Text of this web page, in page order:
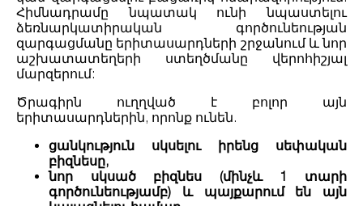
Հիմնադրամը նպատակ ունի նպաստելու
ձեռնարկատիրական գործունեության
զարգացմանը երիտասարդների շրջանում և նոր
աշխատատեղերի ստեղծմանը վերոհիշյալ
մարզերում:
Ծրագիրն ուղղված է բոլոր այն
երիտասարդներին, որոնք ունեն.
ցանկություն սկսելու իրենց սեփական
բիզնեսը,
նոր սկսած բիզնես (մինչև 1 տարի
գործունեությամբ) և պայքարում են այն